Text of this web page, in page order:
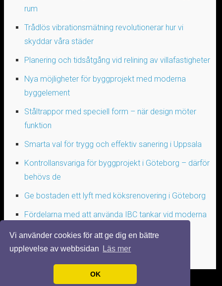
Vi använder cookies för att ge dig en bättre
upplevelse av webbsidan
Läs mer
OK
rum
Trådlös vibrationsmätning revolutionerar hur vi
skyddar våra städer
Planering och tidsåtgång vid relining av villafastigheter
Nya möjligheter för byggprojekt med moderna
byggelement
Ståltrappor med speciell form – när design möter
funktion
Smarta val för trygg och effektiv sanering i Uppsala
Kontrollansvariga för byggprojekt i Göteborg – därför
behövs de
Ge bostaden ett lyft med köksrenovering i Göteborg
Fördelarna med att använda IBC tankar vid moderna
© 2026 SNYGGAHUS.NU. ALLA RÄTTIGHETER FÖRBEHÅLLNA.